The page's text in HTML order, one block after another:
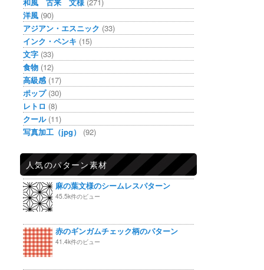
洋風 (90)
アジアン・エスニック (33)
インク・ペンキ (15)
文字 (33)
食物 (12)
高級感 (17)
ポップ(30)
レトロ (8)
クール(11)
写真加工（jpg）
(92)
人気のパターン素材
麻の葉文様のシームレスパターン
45.5k件のビュー
赤のギンガムチェック柄のパターン
41.4k件のビュー